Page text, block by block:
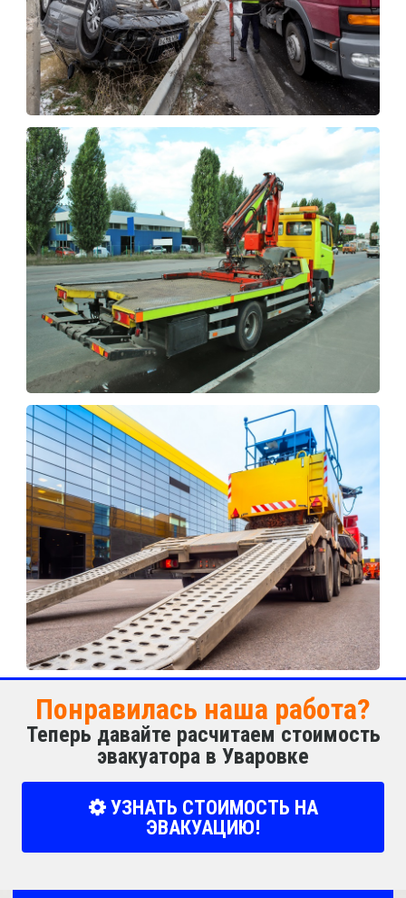
Понравилась наша работа?
Теперь давайте расчитаем стоимость
эвакуатора в Уваровке
УЗНАТЬ СТОИМОСТЬ НА
ЭВАКУАЦИЮ!